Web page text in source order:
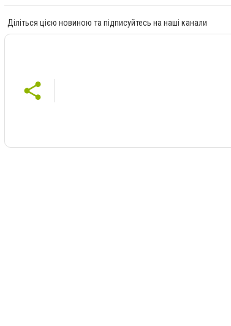
Діліться цією новиною та підписуйтесь на наші канали